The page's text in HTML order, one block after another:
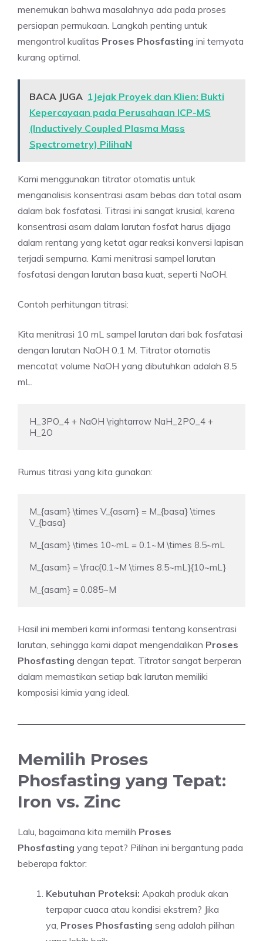
menemukan bahwa masalahnya ada pada proses
persiapan permukaan. Langkah penting untuk
mengontrol kualitas Proses Phosfasting ini ternyata
kurang optimal.
BACA JUGA 1Jejak Proyek dan Klien: Bukti
Kepercayaan pada Perusahaan ICP-MS
(Inductively Coupled Plasma Mass
Spectrometry) PilihaN
Kami menggunakan titrator otomatis untuk
menganalisis konsentrasi asam bebas dan total asam
dalam bak fosfatasi. Titrasi ini sangat krusial, karena
konsentrasi asam dalam larutan fosfat harus dijaga
dalam rentang yang ketat agar reaksi konversi lapisan
terjadi sempurna. Kami menitrasi sampel larutan
fosfatasi dengan larutan basa kuat, seperti NaOH.
Contoh perhitungan titrasi:
Kita menitrasi 10 mL sampel larutan dari bak fosfatasi
dengan larutan NaOH 0.1 M. Titrator otomatis
mencatat volume NaOH yang dibutuhkan adalah 8.5
mL.
H_3PO_4 + NaOH \rightarrow NaH_2PO_4 +
H_2O
Rumus titrasi yang kita gunakan:
M_{asam} \times V_{asam} = M_{basa} \times
V_{basa}
M_{asam} \times 10~mL = 0.1~M \times 8.5~mL
M_{asam} = \frac{0.1~M \times 8.5~mL}{10~mL}
M_{asam} = 0.085~M
Hasil ini memberi kami informasi tentang konsentrasi
larutan, sehingga kami dapat mengendalikan Proses
Phosfasting dengan tepat. Titrator sangat berperan
dalam memastikan setiap bak larutan memiliki
komposisi kimia yang ideal.
Memilih Proses
Phosfasting yang Tepat:
Iron vs. Zinc
Lalu, bagaimana kita memilih Proses
Phosfasting yang tepat? Pilihan ini bergantung pada
beberapa faktor:
Kebutuhan Proteksi: Apakah produk akan
terpapar cuaca atau kondisi ekstrem? Jika
ya, Proses Phosfasting seng adalah pilihan